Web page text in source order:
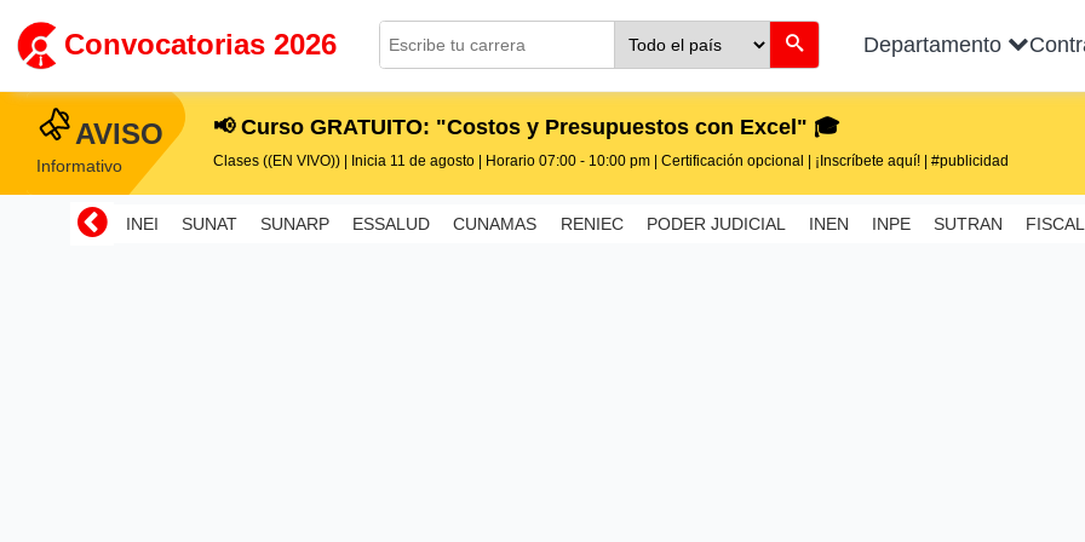
Convocatorias 2026 Departamento
AVISO
Informativo
📢 Curso GRATUITO: "Costos y Presupuestos con Excel" 🎓
Clases ((EN VIVO)) | Inicia 11 de agosto | Horario 07:00 - 10:00 pm | Certificación opcional | ¡Inscríbete aquí! | #publicidad
INEI SUNAT SUNARP ESSALUD CUNAMAS RENIEC PODER JUDICIAL INEN INPE SUTRAN